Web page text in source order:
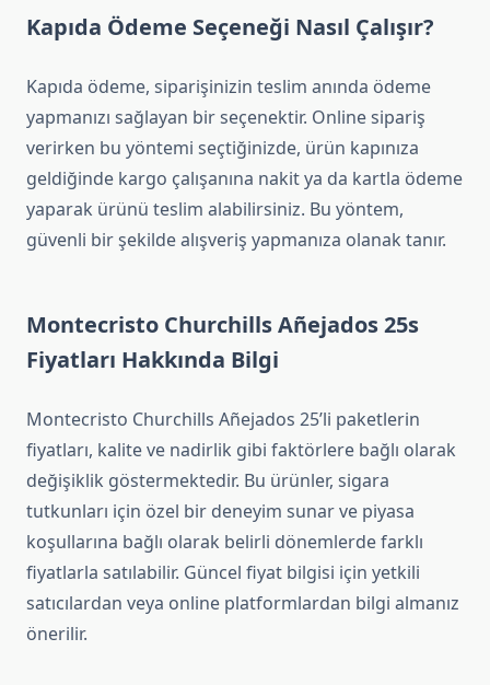
Kapıda Ödeme Seçeneği Nasıl Çalışır?
Kapıda ödeme, siparişinizin teslim anında ödeme
yapmanızı sağlayan bir seçenektir. Online sipariş
verirken bu yöntemi seçtiğinizde, ürün kapınıza
geldiğinde kargo çalışanına nakit ya da kartla ödeme
yaparak ürünü teslim alabilirsiniz. Bu yöntem,
güvenli bir şekilde alışveriş yapmanıza olanak tanır.
Montecristo Churchills Añejados 25s
Fiyatları Hakkında Bilgi
Montecristo Churchills Añejados 25’li paketlerin
fiyatları, kalite ve nadirlik gibi faktörlere bağlı olarak
değişiklik göstermektedir. Bu ürünler, sigara
tutkunları için özel bir deneyim sunar ve piyasa
koşullarına bağlı olarak belirli dönemlerde farklı
fiyatlarla satılabilir. Güncel fiyat bilgisi için yetkili
satıcılardan veya online platformlardan bilgi almanız
önerilir.